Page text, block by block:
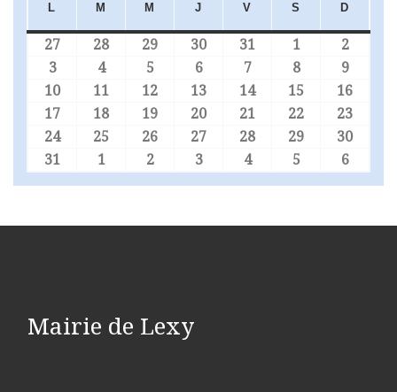
L LUNDIM MARDI
M MERCREDI
J JEUDIV VENDREDI
S SAMEDI
D
27 27 juillet 2026
28 28 juillet 2026
29 29 juillet 2026
30 30 juillet 2026
31 31 juillet 2026
1 1 août 2026
2
3 3 août 2026
44 août 2026
5 5 août 2026
6 6 août 2026
7 7 août 2026
8 8 août 2026
9
10 10 août 2026
11 11 août 2026
12 12 août 2026
13 13 août 2026
1414 août 2026
15 15 août 2026
16
17 17 août 2026
18 18 août 2026
19 19 août 2026
20 20 août 2026
21 21 août 2026
22 22 août 2026
23
2424 août 2026
25 25 août 2026
26 26 août 2026
27 27 août 2026
28 28 août 2026
29 29 août 2026
30
31 31 août 2026
1 1 septembre 2026
2 2 septembre 2026
3 3 septembre 2026
44 septembre 2026
5 5 septembre
6
Mairie de Lexy